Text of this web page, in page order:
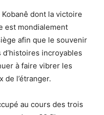
dont la victoire
est mondialement
afin que le souvenir
incroyables
à faire vibrer les
de l’étranger.
au cours des trois